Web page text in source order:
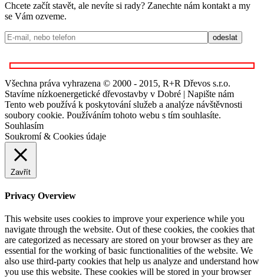
Chcete začít stavět, ale nevíte si rady? Zanechte nám kontakt a my
se Vám ozveme.
Všechna práva vyhrazena © 2000 - 2015, R+R Dřevos s.r.o.
Stavíme nízkoenergetické dřevostavby v Dobré | Napište nám
Tento web používá k poskytování služeb a analýze návštěvnosti
soubory cookie. Používáním tohoto webu s tím souhlasíte.
Souhlasím
Soukromí & Cookies údaje
Zavřít
Privacy Overview
This website uses cookies to improve your experience while you
navigate through the website. Out of these cookies, the cookies that
are categorized as necessary are stored on your browser as they are
essential for the working of basic functionalities of the website. We
also use third-party cookies that help us analyze and understand how
you use this website. These cookies will be stored in your browser